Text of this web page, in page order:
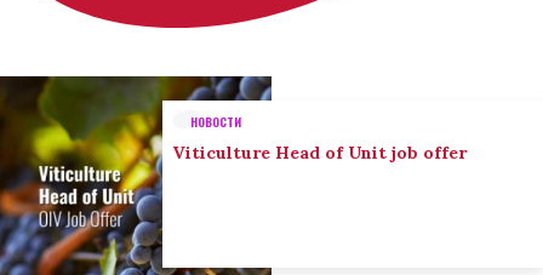
НОВОСТИ
Viticulture Head of Unit job offer